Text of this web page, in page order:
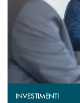
INVESTIMENTI